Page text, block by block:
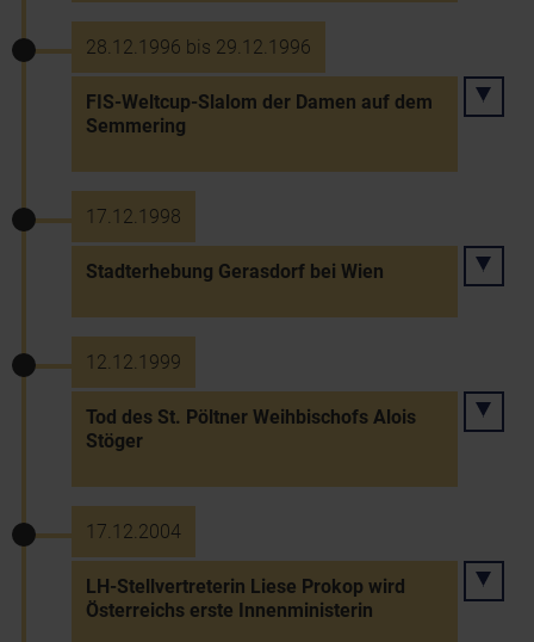
28.12.1996 bis 29.12.1996
FIS-Weltcup-Slalom der Damen auf dem
Semmering
17.12.1998
Stadterhebung Gerasdorf bei Wien
12.12.1999
Tod des St. Pöltner Weihbischofs Alois
Stöger
17.12.2004
LH-Stellvertreterin Liese Prokop wird
Österreichs erste Innenministerin